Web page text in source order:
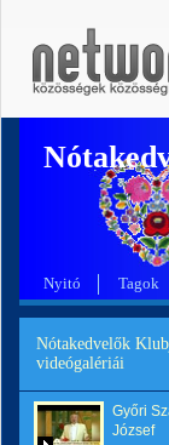
Nyitó Tagok
Nótakedvelők
videógalériái
Győri
József